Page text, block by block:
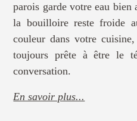
parois garde votre eau bien
la bouilloire reste froide
couleur dans votre
toujours prête à être le
conversation.
En savoir plus...